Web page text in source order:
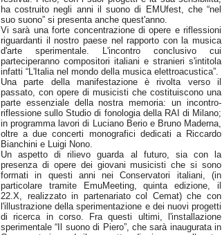
ha costruito negli anni il suono di EMUfest, che “nel
suo suono” si presenta anche quest'anno.
Vi sarà una forte concentrazione di opere e riflessioni
riguardanti il nostro paese nel rapporto con la musica
d'arte sperimentale. L'incontro conclusivo cui
parteciperanno compositori italiani e stranieri s'intitola
infatti “L'Italia nel mondo della musica elettroacustica”.
Una parte della manifestazione è rivolta verso il
passato, con opere di musicisti che costituiscono una
parte essenziale della nostra memoria: un incontro-
riflessione sullo Studio di fonologia della RAI di Milano;
in programma lavori di Luciano Berio e Bruno Maderna,
oltre a due concerti monografici dedicati a Riccardo
Bianchini e Luigi Nono.
Un aspetto di rilievo guarda al futuro, sia con la
presenza di opere dei giovani musicisti che si sono
formati in questi anni nei Conservatori italiani, (in
particolare tramite EmuMeeting, quinta edizione, il
22.X, realizzato in partenariato col Cemat) che con
l'illustrazione della sperimentazione e dei nuovi progetti
di ricerca in corso. Fra questi ultimi, l'installazione
sperimentale “Il suono di Piero”, che sarà inaugurata in